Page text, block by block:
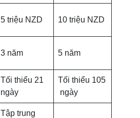
5 triệu NZD 10 triệu NZD
3 năm 5 năm
Tối thiểu 21
ngày
Tối thiểu 105
ngày
Tập trung